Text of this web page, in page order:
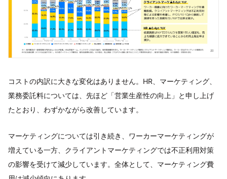
コストの内訳に大きな変化はありません。HR、マーケティング、
業務委託料については、先ほど「営業生産性の向上」と申し上げ
たとおり、わずかながら改善しています。
マーケティングについては引き続き、ワーカーマーケティングが
増えている一方、クライアントマーケティングでは不正利用対策
の影響を受けて減少しています。全体として、マーケティング費